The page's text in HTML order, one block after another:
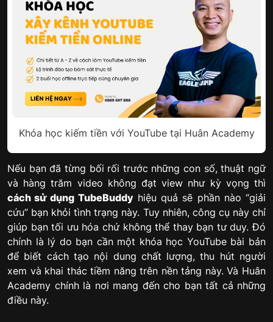
Khóa học kiếm tiền với YouTube tại Huân Academy
Nếu bạn đã từng bối rối trước những con số, thuật ngữ
và hàng trăm video không đạt view như kỳ vọng thì
cách sử dụng TubeBuddyhiệu quả sẽ phần nào “giải
cứu” bạn khỏi tình trạng này. Tuy nhiên, công cụ này chỉ
giúp bạn tối ưu hóa chứ không thể thay bạn tư duy. Đó
chính là lý do bạn cần một khóa học YouTube bài bản
để biết cách tạo nội dung chất lượng, thu hút người
xem và khai thác tiềm năng trên nền tảng này. Và Huân
Academy chính là nơi mang đến cho bạn tất cả những
điều này.